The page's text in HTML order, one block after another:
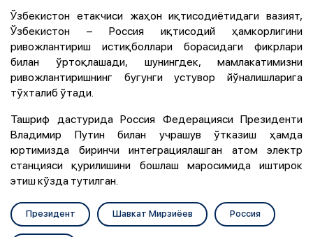
Ўзбекистон етакчиси жаҳон иқтисодиётидаги вазият,
Ўзбекистон – Россия иқтисодий ҳамкорлигини
ривожлантириш истиқболлари борасидаги фикрлари
билан ўртоқлашади, шунингдек, мамлакатимизни
ривожлантиришнинг бугунги устувор йўналишларига
тўхталиб ўтади.
Ташриф дастурида Россия Федерацияси Президенти
Владимир Путин билан учрашув ўтказиш ҳамда
юртимизда биринчи интеграциялашган атом электр
станцияси қурилишини бошлаш маросимида иштирок
этиш кўзда тутилган.
Президент Шавкат Мирзиёев Россия